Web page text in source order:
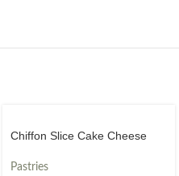
Chiffon Slice Cake Cheese
Pastries